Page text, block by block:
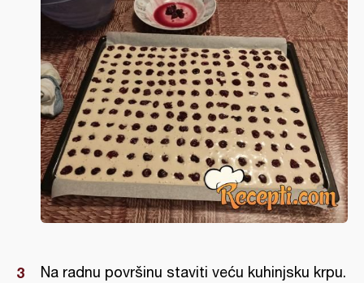
Na radnu površinu staviti veću kuhinjsku krpu.